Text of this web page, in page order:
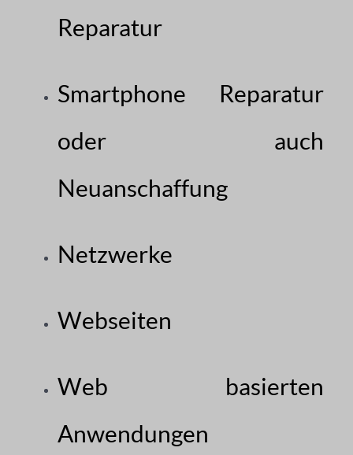
Reparatur
Smartphone Reparatur
oder auch
Neuanschaffung
Netzwerke
Webseiten
Web basierten
Anwendungen